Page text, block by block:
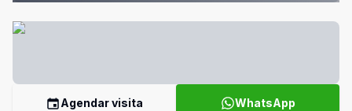
Agendar visita WhatsApp